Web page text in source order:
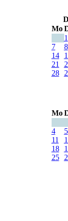
Mo
1
7
8
14
21
28
Mo
4
5
11
18
25